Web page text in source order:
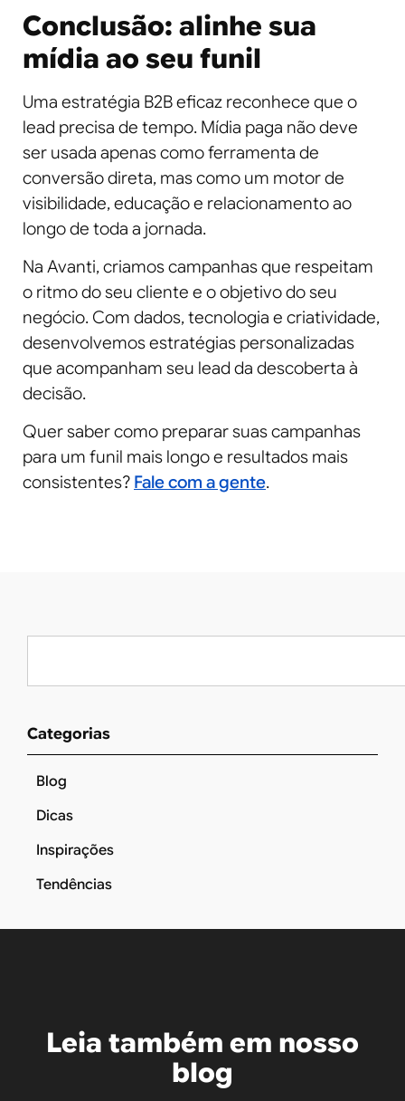
Conclusão: alinhe sua
mídia ao seu funil
Uma estratégia B2B eficaz reconhece que o
lead precisa de tempo. Mídia paga não deve
ser usada apenas como ferramenta de
conversão direta, mas como um motor de
visibilidade, educação e relacionamento ao
longo de toda a jornada.
Na Avanti, criamos campanhas que respeitam
o ritmo do seu cliente e o objetivo do seu
negócio. Com dados, tecnologia e criatividade,
desenvolvemos estratégias personalizadas
que acompanham seu lead da descoberta à
decisão.
Quer saber como preparar suas campanhas
para um funil mais longo e resultados mais
consistentes? Fale com a gente.
Categorias
Blog
Dicas
Inspirações
Tendências
Leia também em nosso
blog